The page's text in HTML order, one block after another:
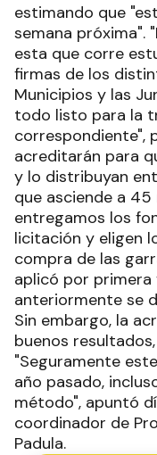
estimando que
semana próxima".
esta que corre
firmas de los
Municipios y las
todo listo para la
correspondiente",
acreditarán para
y lo distribuyan
que asciende a
entregamos los
licitación y eligen
compra de las
aplicó por primera
anteriormente se
Sin embargo, la
buenos
"Seguramente
año pasado,
método", apuntó
coordinador de
Padula.